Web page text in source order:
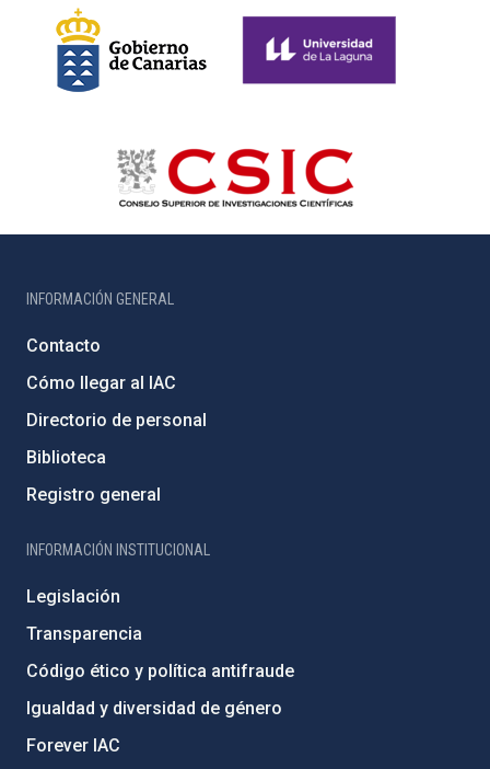
INFORMACIÓN GENERAL
Contacto
Cómo llegar al IAC
Directorio de personal
Biblioteca
Registro general
INFORMACIÓN INSTITUCIONAL
Legislación
Transparencia
Código ético y política antifraude
Igualdad y diversidad de género
Forever IAC